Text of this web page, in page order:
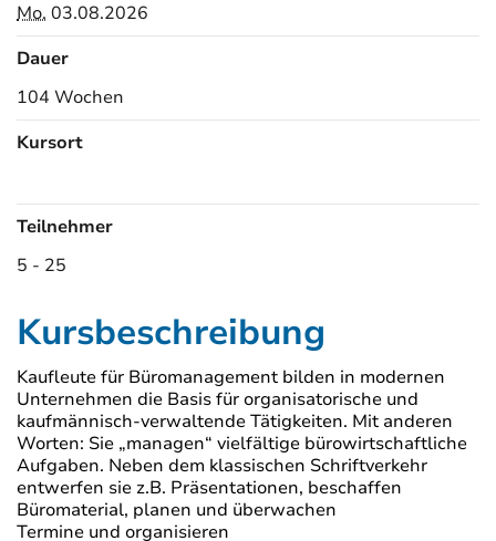
Mo. 03.08.2026
Dauer
104 Wochen
Kursort
Teilnehmer
5 - 25
Kursbeschreibung
Kaufleute für Büromanagement bilden in modernen
Unternehmen die Basis für organisatorische und
kaufmännisch-verwaltende Tätigkeiten. Mit anderen
Worten: Sie „managen“ vielfältige bürowirtschaftliche
Aufgaben. Neben dem klassischen Schriftverkehr
entwerfen sie z.B. Präsentationen, beschaffen
Büromaterial, planen und überwachen
Termine und organisieren